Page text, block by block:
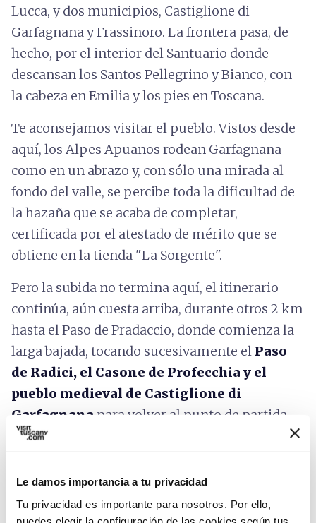
Le damos importancia a tu privacidad
Tu privacidad es importante para nosotros. Por ello,
Lucca, y dos municipios, Castiglione di
Garfagnana y Frassinoro. La frontera pasa, de
hecho, por el interior del Santuario donde
descansan los Santos Pellegrino y Bianco, con
la cabeza en Emilia y los pies en Toscana.
Te aconsejamos visitar el pueblo. Vistos desde
aquí, los Alpes Apuanos rodean Garfagnana
como en un abrazo y, con sólo una mirada al
fondo del valle, se percibe toda la dificultad de
la hazaña que se acaba de completar,
certificada por el atestado de mérito que se
obtiene en la tienda "La Sorgente".
Pero la subida no termina aquí, el itinerario
continúa, aún cuesta arriba, durante otros 2 km
hasta el Paso de Pradaccio, donde comienza la
larga bajada, tocando sucesivamente el Paso
de Radici, el Casone de Profecchia y el
pueblo medieval de Castiglione di
Garfagnana para volver al punto de partida.